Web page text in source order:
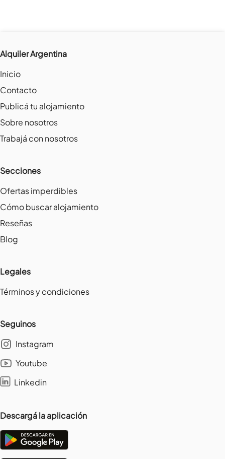
Alquiler Argentina
Inicio
Contacto
Publicá tu alojamiento
Sobre nosotros
Trabajá con nosotros
Secciones
Ofertas imperdibles
Cómo buscar alojamiento
Reseñas
Blog
Legales
Términos y condiciones
Seguinos
Instagram
Youtube
Linkedin
Descargá la aplicación